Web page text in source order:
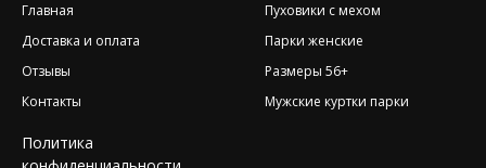
Главная
Доставка и оплата
Отзывы
Контакты
Политика
Пуховики с мехом
Парки женские
Размеры 56+
Мужские куртки парки